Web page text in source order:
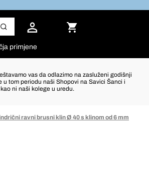
primjene
vas da odlazimo na zasluženi godišnji
u tom periodu naši Shopovi na Savici Šanci i
ni naši kolege u uredu.
ravni brusni klin Ø 40 s klinom od 6 mm